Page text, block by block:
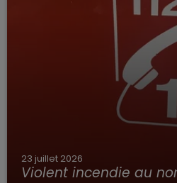
23 juillet 2026
Violent incendie au